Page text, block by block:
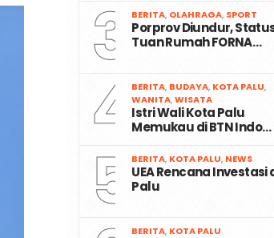
3 BERITA, OLAHRAGA, SPORT
Porprov Diundur,
Tuan Rumah FORNA…
4BERITA, BUDAYA, KOTA PALU,
WANITA,WISATA
Istri Wali Kota Palu
Memukau di BTN Indo…
5 BERITA, KOTA PALU, NEWS
UEA Rencana Investasi
Palu
BERITA, KOTA PALU